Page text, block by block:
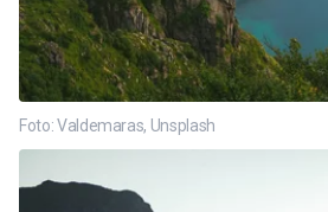
Foto: Valdemaras, Unsplash